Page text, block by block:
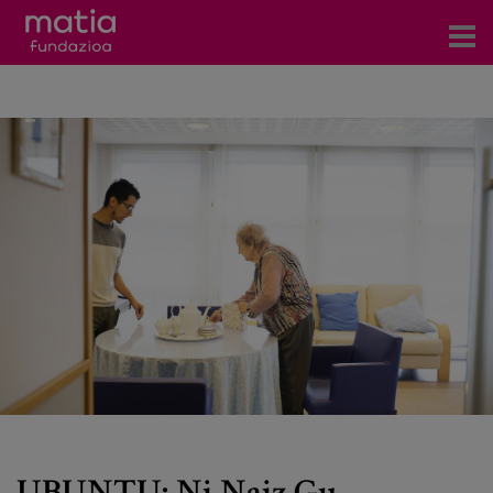
Zerbitzuak
Gertaerak
Harremanetarako
Bloga